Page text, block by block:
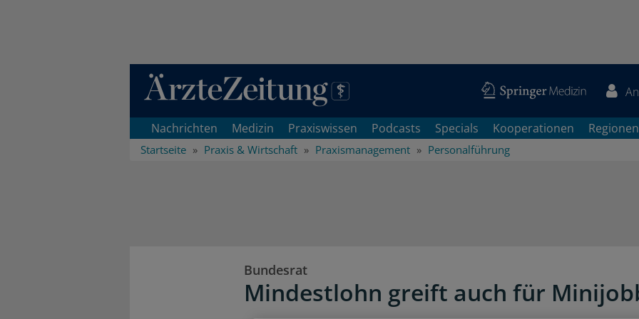
Direkt zum Inhaltsbereich
Nachrichten Medizin Praxiswissen Podcasts Specials Kooperationen Regionen
Startseite Praxis & Wirtschaft Praxismanagement Personalführung
Bundesrat
Mindestlohn greift auch für